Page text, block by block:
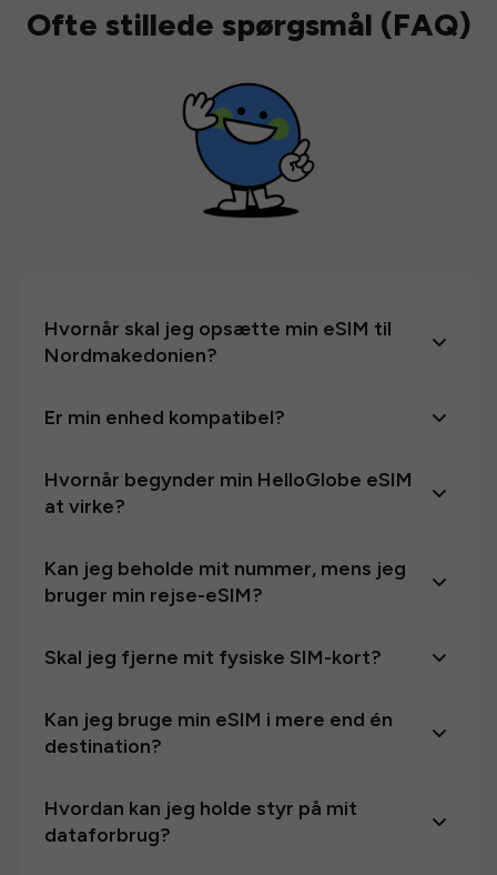
Ofte stillede spørgsmål (FAQ)
Hvornår skal jeg opsætte min eSIM til
Nordmakedonien?
Er min enhed kompatibel?
Hvornår begynder min HelloGlobe eSIM
at virke?
Kan jeg beholde mit nummer, mens jeg
bruger min rejse-eSIM?
Skal jeg fjerne mit fysiske SIM-kort?
Kan jeg bruge min eSIM i mere end én
destination?
Hvordan kan jeg holde styr på mit
dataforbrug?